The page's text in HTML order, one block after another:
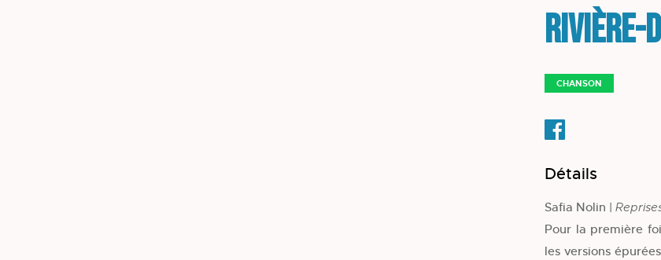
Rivière-
CHANSON
Détails
Safia Nolin |
Pour la première
les versions